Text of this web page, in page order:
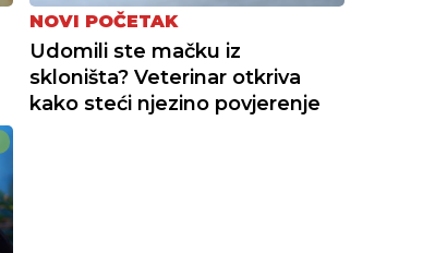
NOVI POČETAK
Udomili ste mačku iz
skloništa? Veterinar otkriva
kako steći njezino povjerenje